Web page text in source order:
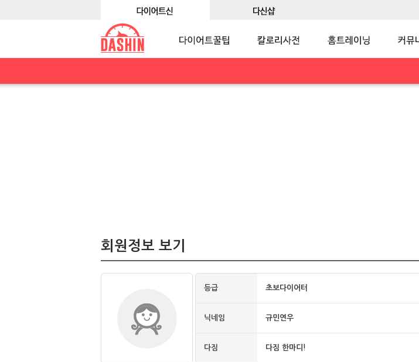
회원정보 보기
등급 초보다이어터
닉네임 규민연우
다짐 다짐 한마디!